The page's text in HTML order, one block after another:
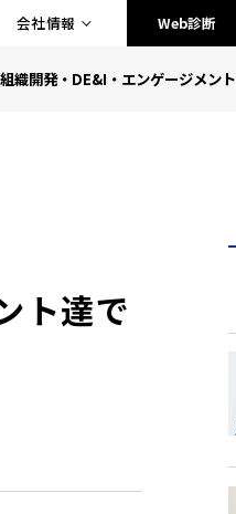
会社情報 Web診断
組織開発・DE&I・エンゲージメント
ト達で